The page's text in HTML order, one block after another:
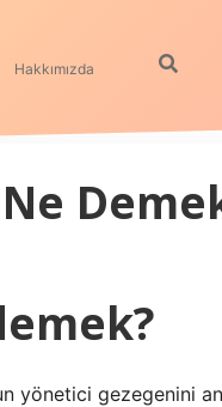
Hakkımızda
yönetici gezegenini